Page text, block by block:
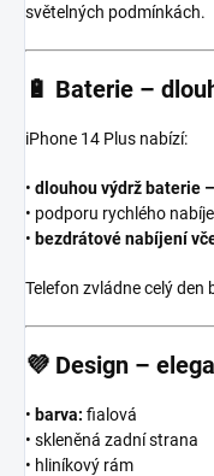
světelných podmínkách.
🔋 Baterie –
iPhone 14 Plus nabízí:
• dlouhou výdrž baterie
• podporu rychlého
• bezdrátové nabíjení
Telefon zvládne celý
💜 Design –
• barva: fialová
• skleněná zadní strana
• hliníkový rám